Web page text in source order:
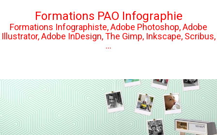
Formations PAO Infographie
Formations Infographiste, Adobe Photoshop, Adobe
Illustrator, Adobe InDesign, The Gimp, Inkscape, Scribus,
...